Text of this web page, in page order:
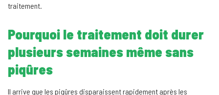
traitement.
Pourquoi le traitement doit durer
plusieurs semaines même sans
piqûres
Il arrive que les piqûres disparaissent rapidement après les